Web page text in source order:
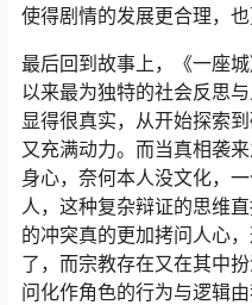
使得剧情的发展更合理，
最后回到故事上，《一座
以来最为独特的社会反思
显得很真实，从开始探索
又充满动力。而当真相袭
身心，奈何本人没文化，
人，这种复杂辩证的思维
的冲突真的更加拷问人心
了，而宗教存在又在其中
问化作角色的行为与逻辑